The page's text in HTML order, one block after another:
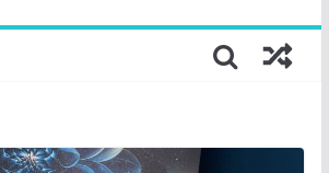
największego portalu